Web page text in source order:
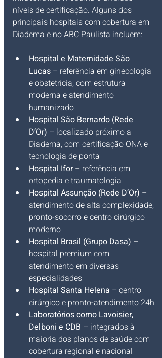
níveis de certificação. Alguns dos
principais hospitais com cobertura em
Diadema e no ABC Paulista incluem:
Hospital e Maternidade São
Lucas – referência em ginecologia
e obstetrícia, com estrutura
moderna e atendimento
humanizado
Hospital São Bernardo (Rede
D’Or) – localizado próximo a
Diadema, com certificação ONA e
tecnologia de ponta
Hospital Ifor – referência em
ortopedia e traumatologia
Hospital Assunção (Rede D’Or) –
atendimento de alta complexidade,
pronto-socorro e centro cirúrgico
moderno
Hospital Brasil (Grupo Dasa) –
hospital premium com
atendimento em diversas
especialidades
Hospital Santa Helena – centro
cirúrgico e pronto-atendimento 24h
Laboratórios como Lavoisier,
Delboni e CDB – integrados à
maioria dos planos de saúde com
cobertura regional e nacional